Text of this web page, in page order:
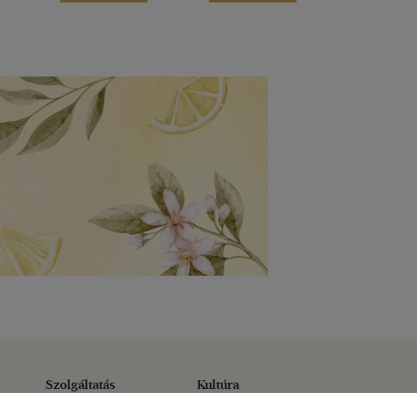
Szolgáltatás Kultúra